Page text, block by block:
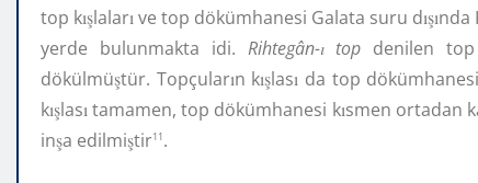
top kışlaları ve top dökümhanesi Galata suru dışında
yerde bulunmakta idi. Rihtegân-ı top denilen
dökülmüştür. Topçuların kışlası da top
kışlası tamamen, top dökümhanesi kısmen ortadan
inşa edilmiştir11 .